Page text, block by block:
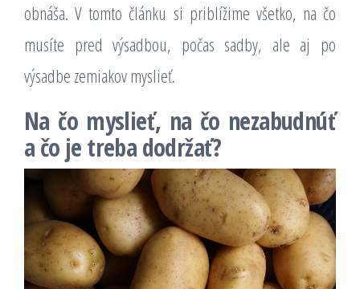
obnáša. V tomto článku si priblížime všetko, na čo
musíte pred výsadbou, počas sadby, ale aj po
výsadbe zemiakov myslieť.
Na čo myslieť, na čo nezabudnúť
a čo je treba dodržať?